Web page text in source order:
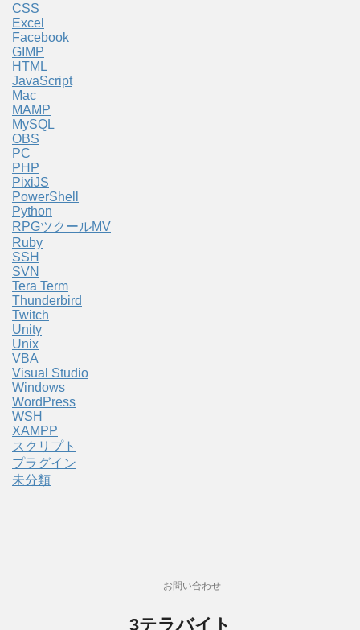
CSS
Excel
Facebook
GIMP
HTML
JavaScript
Mac
MAMP
MySQL
OBS
PC
PHP
PixiJS
PowerShell
Python
RPGツクールMV
Ruby
SSH
SVN
Tera Term
Thunderbird
Twitch
Unity
Unix
VBA
Visual Studio
Windows
WordPress
WSH
XAMPP
スクリプト
プラグイン
未分類
お問い合わせ
3テラバイト